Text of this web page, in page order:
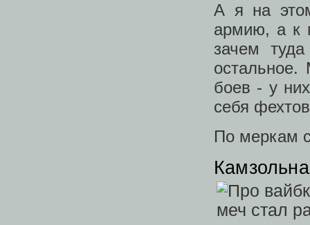
А я на
армию, а к
зачем
боев - у
себя
По меркам